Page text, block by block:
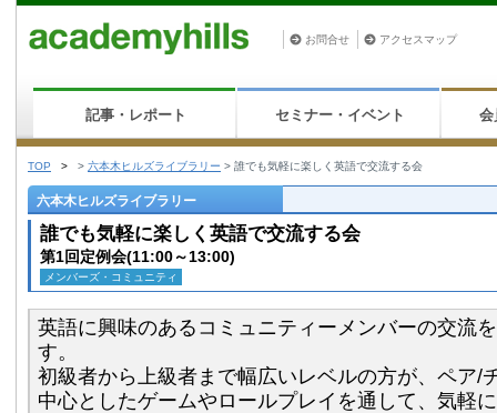
お問合せ アクセスマップ
記事・レポート セミナー・イベント 会
TOP > > 六本木ヒルズライブラリー > 誰でも気軽に楽しく英語で交流する会
六本木ヒルズライブラリー
誰でも気軽に楽しく英語で交流する会
第1回定例会(11:00～13:00)
メンバーズ・コミュニティ
英語に興味のあるコミュニティーメンバーの交流
す。
初級者から上級者まで幅広いレベルの方が、ペア/
中心としたゲームやロールプレイを通して、気軽